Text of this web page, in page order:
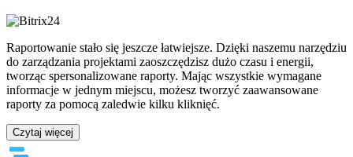
Raportowanie stało się jeszcze łatwiejsze. Dzięki naszemu narzędziu
do zarządzania projektami zaoszczędzisz dużo czasu i energii,
tworząc spersonalizowane raporty. Mając wszystkie wymagane
informacje w jednym miejscu, możesz tworzyć zaawansowane
raporty za pomocą zaledwie kilku kliknięć.
Czytaj więcej